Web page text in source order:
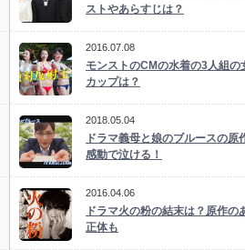
ストやあらすじは？
2016.07.08
モンストのCMの水着の3人組
カップは？
2018.05.04
ドラマ義母と娘のブルースの
感動で泣ける！
2016.04.06
ドラマ火の粉の結末は？原作
正体も